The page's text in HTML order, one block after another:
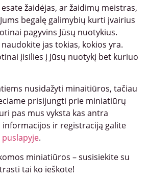
žaidėjas, ar žaidimų meistras,
begalę galimybių kurti įvairius
pagyvins Jūsų nuotykius.
jas tokias, kokios yra.
įisilies į Jūsų nuotykį bet kuriuo
nusidažyti minaitiūros, tačiau
prisijungti prie miniatiūrų
pas mus vyksta kas antra
ir registraciją galite
.
miniatiūros – susisiekite su
tai ko ieškote!